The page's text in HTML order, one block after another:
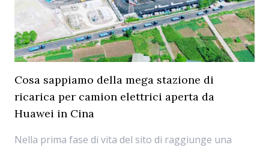
Cosa sappiamo della mega stazione di
ricarica per camion elettrici aperta da
Huawei in Cina
Nella prima fase di vita del sito di raggiunge una